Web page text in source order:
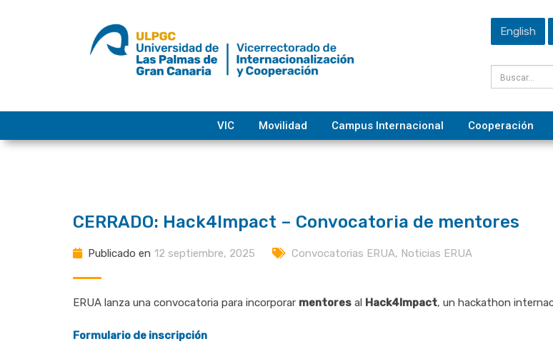
English
VIC Movilidad Campus Internacional Cooperación
CERRADO: Hack4Impact – Convocatoria de mentores
Publicado en 12 septiembre, 2025 Convocatorias ERUA, Noticias ERUA
ERUA lanza una convocatoria para incorporar mentores al Hack4Impact, un hackathon
Formulario de inscripción